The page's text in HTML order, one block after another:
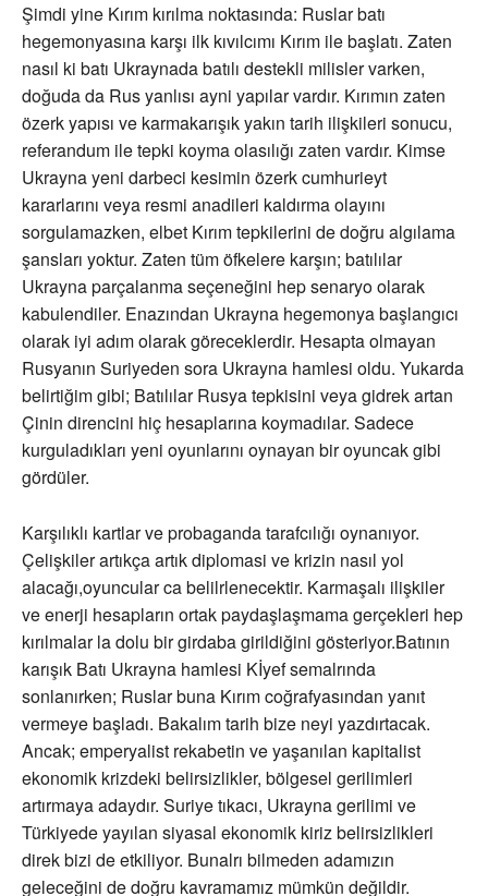
Şimdi yine Kırım kırılma noktasında: Ruslar batı
hegemonyasına karşı ilk kıvılcımı Kırım ile başlatı. Zaten
nasıl ki batı Ukraynada batılı destekli milisler varken,
doğuda da Rus yanlısı ayni yapılar vardır. Kırımın zaten
özerk yapısı ve karmakarışık yakın tarih ilişkileri sonucu,
referandum ile tepki koyma olasılığı zaten vardır. Kimse
Ukrayna yeni darbeci kesimin özerk cumhurieyt
kararlarını veya resmi anadileri kaldırma olayını
sorgulamazken, elbet Kırım tepkilerini de doğru algılama
şansları yoktur. Zaten tüm öfkelere karşın; batılılar
Ukrayna parçalanma seçeneğini hep senaryo olarak
kabulendiler. Enazından Ukrayna hegemonya başlangıcı
olarak iyi adım olarak göreceklerdir. Hesapta olmayan
Rusyanın Suriyeden sora Ukrayna hamlesi oldu. Yukarda
belirtiğim gibi; Batılılar Rusya tepkisini veya gidrek artan
Çinin direncini hiç hesaplarına koymadılar. Sadece
kurguladıkları yeni oyunlarını oynayan bir oyuncak gibi
gördüler.
Karşılıklı kartlar ve probaganda tarafcılığı oynanıyor.
Çelişkiler artıkça artık diplomasi ve krizin nasıl yol
alacağı,oyuncular ca belilrlenecektir. Karmaşalı ilişkiler
ve enerji hesapların ortak paydaşlaşmama gerçekleri hep
kırılmalar la dolu bir girdaba girildiğini gösteriyor.Batının
karışık Batı Ukrayna hamlesi Kİyef semalrında
sonlanırken; Ruslar buna Kırım coğrafyasından yanıt
vermeye başladı. Bakalım tarih bize neyi yazdırtacak.
Ancak; emperyalist rekabetin ve yaşanılan kapitalist
ekonomik krizdeki belirsizlikler, bölgesel gerilimleri
artırmaya adaydır. Suriye tıkacı, Ukrayna gerilimi ve
Türkiyede yayılan siyasal ekonomik kiriz belirsizlikleri
direk bizi de etkiliyor. Bunalrı bilmeden adamızın
geleceğini de doğru kavramamız mümkün değildir.